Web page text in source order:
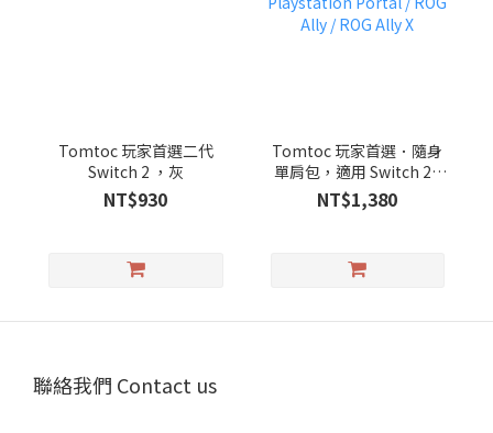
Tomtoc 玩家首選二代
Switch 2 ，灰
NT$930
Tomtoc 玩家首選．隨身
單肩包，適用 Switch 2 /
Steam Deck / Steam
Deck OLED / Playstation
NT$1,380
聯絡我們 Contact us